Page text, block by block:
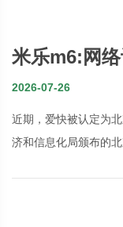
米乐m6:网
2026-07-26
近期，爱快被认定为
济和信息化局颁布的北